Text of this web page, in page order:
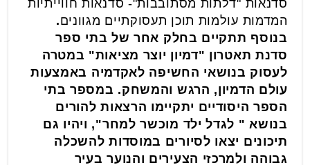
סדנאות "דלתות מסתובבות"- סדנאות חווייתיות
המדמות עולמות תוכן תעסוקתיים מגוונים.
בנוסף תתקיים בחלק אחר של בתי ספר
סדנת תאטרון "דמיון יוצר מציאות" במטרה
לעסוק בנושאי החשיפה לאקדמיה באמצעות
עולם הדמיון, הרגש והמשחק. במספר בתי
הספר היסודיים יתקיימו הרצאות להורים
בנושא " לגדל ילד מוכשר למחר", ויהיו גם
תיכונים יצאו לסיורים במוסדות להשכלה
גבוהה ולמרכזי הצעירים והנוער בעיר